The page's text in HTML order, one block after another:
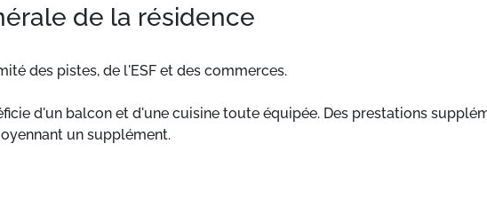
de la résidence
des pistes, de l'ESF et des commerces.
d'un balcon et d'une cuisine toute équipée. Des prestations
un supplément.